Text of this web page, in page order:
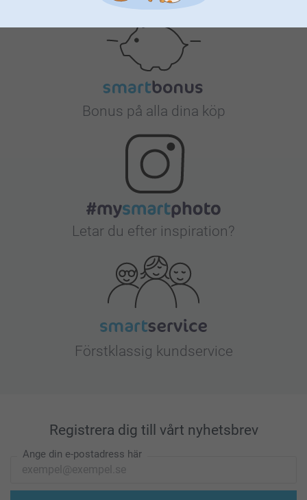
Bonus på alla dina köp
Letar du efter inspiration?
Förstklassig kundservice
Registrera dig till vårt nyhetsbrev
Ange din e-postadress här